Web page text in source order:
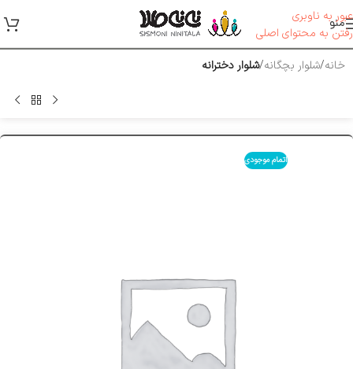
عبور به ناوبری
رفتن به محتوای اصلی
منو
خانه شلوار بچگانه شلوار دخترانه
اتمام موجودی